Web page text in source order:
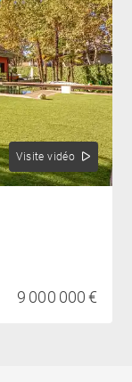
Visite vidéo
9 000 000 €